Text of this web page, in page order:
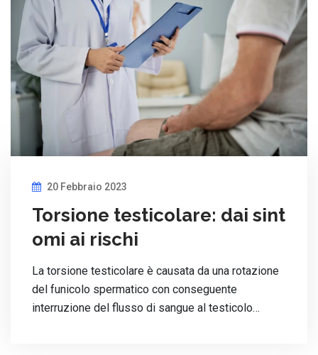
20 Febbraio 2023
Torsione testicolare: dai sint
omi ai rischi
La torsione testicolare è causata da una rotazione
del funicolo spermatico con conseguente
interruzione del flusso di sangue al testicolo…